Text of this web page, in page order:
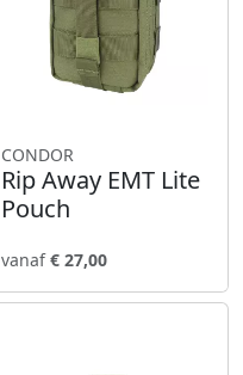
CONDOR
Rip Away EMT Lite
Pouch
vanaf€ 27,00